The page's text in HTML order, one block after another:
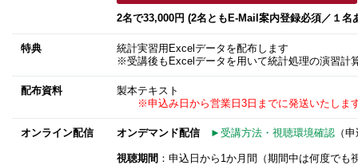
2名で33,000円 (2名ともE-Mail案内登録必須／１名
特典
統計実習用Excelデータを配布します
※受講後もExcelデータを用いて統計処理の演習計
配布資料
製本テキスト
※申込み日から営業日3日までに発送いたしま
オンライン配信 オンデマンド配信 ►受講方法・視聴環境確認（申
視聴期間 ：申込日から1か月間（期間中は何度でも